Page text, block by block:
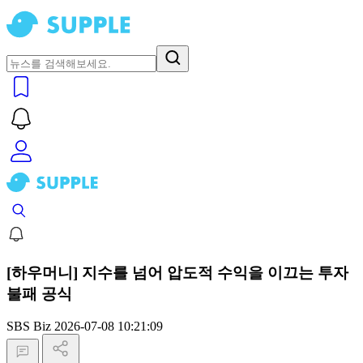
[하우머니] 지수를 넘어 압도적 수익을 이끄는 투자
불패 공식
SBS Biz 2026-07-08 10:21:09